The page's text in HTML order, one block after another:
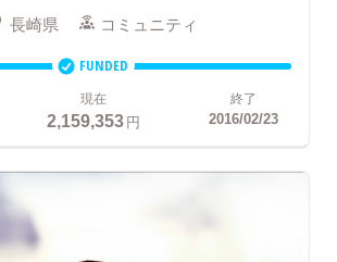
長崎県 コミュニティ
FUNDED
現在
2,159,353円
終了
2016/02/23